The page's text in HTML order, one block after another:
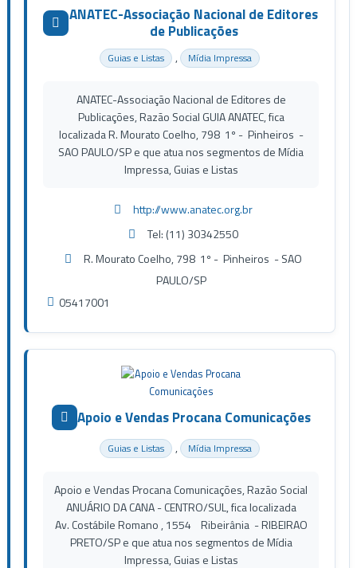
ANATEC-Associação Nacional de Editores
de Publicações
Guias e Listas , Mídia Impressa
ANATEC-Associação Nacional de Editores de
Publicações, Razão Social GUIA ANATEC, fica
localizada R. Mourato Coelho, 798 1º - Pinheiros -
SAO PAULO/SP e que atua nos segmentos de Mídia
Impressa, Guias e Listas
http://www.anatec.org.br
Tel: (11) 30342550
R. Mourato Coelho, 798 1º - Pinheiros - SAO
PAULO/SP
05417001
Apoio e Vendas Procana Comunicações
Guias e Listas , Mídia Impressa
Apoio e Vendas Procana Comunicações, Razão Social
ANUÁRIO DA CANA - CENTRO/SUL, fica localizada
Av. Costábile Romano , 1554 Ribeirânia - RIBEIRAO
PRETO/SP e que atua nos segmentos de Mídia
Impressa, Guias e Listas